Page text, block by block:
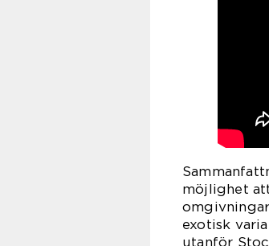
möjlighet
exotisk
utanför